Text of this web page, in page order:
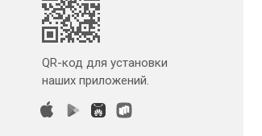
QR-код для установки
наших приложений.